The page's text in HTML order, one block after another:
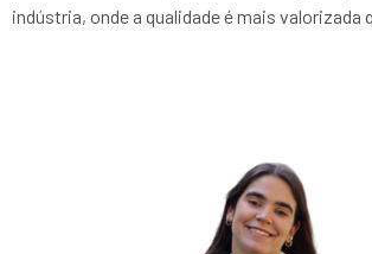
indústria, onde a qualidade é mais valorizada